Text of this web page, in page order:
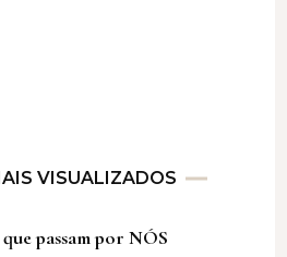
VISUALIZADOS
passam por NÓS